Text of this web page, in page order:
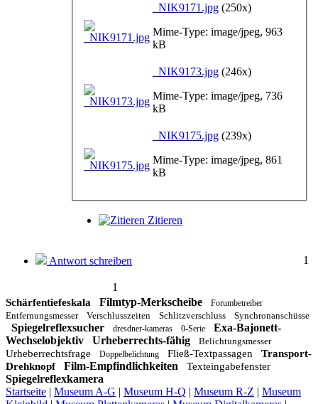
_NIK9171.jpg (250x)
Mime-Type: image/jpeg, 963
kB
_NIK9173.jpg (246x)
Mime-Type: image/jpeg, 736
kB
_NIK9175.jpg (239x)
Mime-Type: image/jpeg, 861
kB
Zitieren
Antwort schreiben 1
1
Schärfentiefeskala Filmtyp-Merkscheibe Forumbetreiber
Entfernungsmesser Verschlusszeiten Schlitzverschluss Synchronanschüsse
Spiegelreflexsucher dresdner-kameras 0-Serie
Exa-Bajonett-
Wechselobjektiv
Urheberrechts-fähig Belichtungsmesser
Urheberrechtsfrage Doppelbelichtung Fließ-Textpassagen
Transport-
Drehknopf
Film-Empfindlichkeiten Texteingabefenster
Spiegelreflexkamera
Startseite | Museum A-G | Museum H-Q | Museum R-Z | Museum